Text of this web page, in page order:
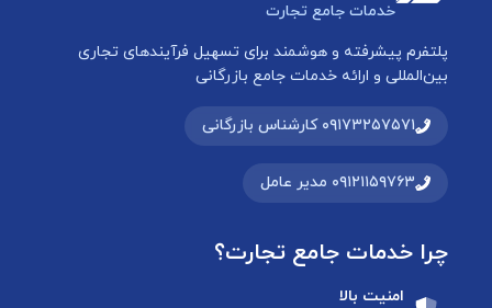
خدمات جامع تجارت
پلتفرم پیشرفته و هوشمند برای تسهیل فرآیندهای تجاری
بین‌المللی و ارائه خدمات جامع بازرگانی
۰۹۱۷۳۲۵۷۵۷۱ کارشناس بازرگانی
۰۹۱۲۱۱۵۹۷۶۳ مدیر عامل
چرا خدمات جامع تجارت؟
امنیت بالا